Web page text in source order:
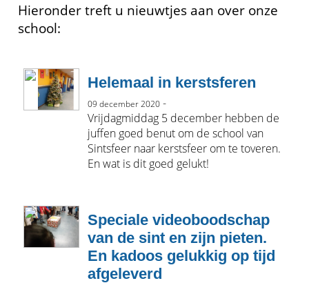
Hieronder treft u nieuwtjes aan over onze
school:
Helemaal in kerstsferen
09 december 2020 -
Vrijdagmiddag 5 december hebben de
juffen goed benut om de school van
Sintsfeer naar kerstsfeer om te toveren.
En wat is dit goed gelukt!
Speciale videoboodschap
van de sint en zijn pieten.
En kadoos gelukkig op tijd
afgeleverd